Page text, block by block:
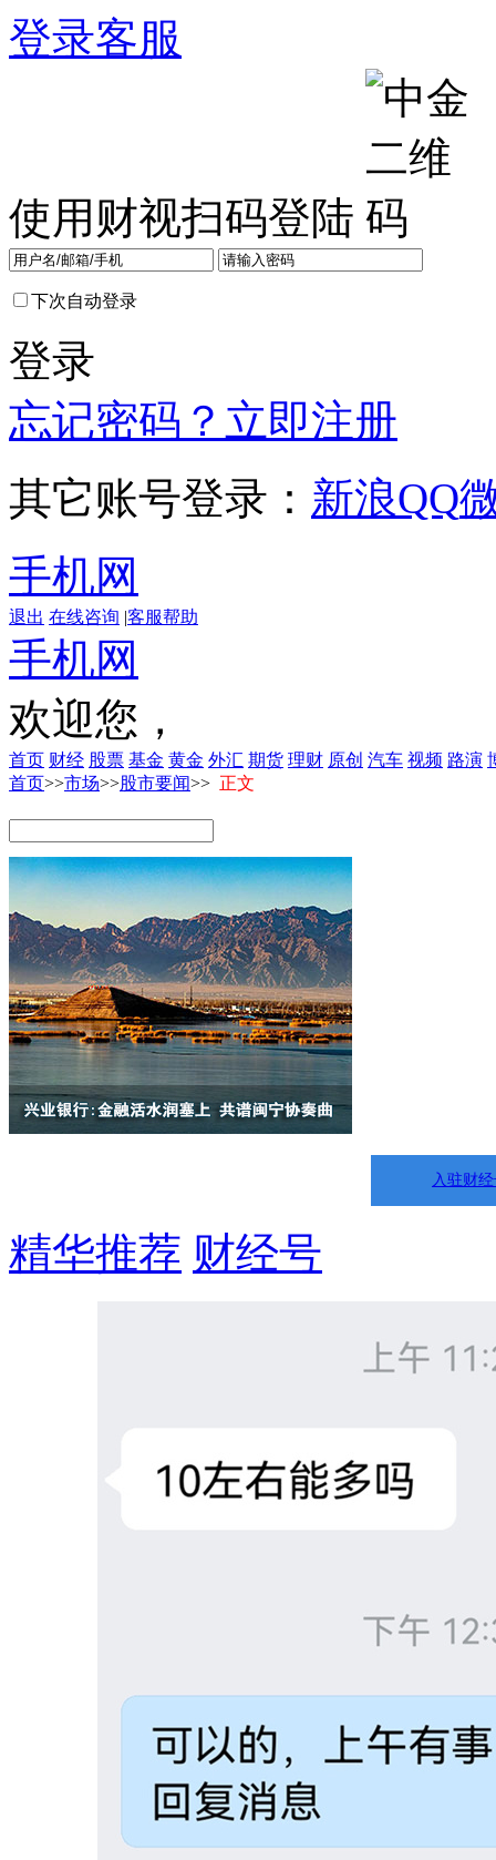
登录客服
使用财视扫码登陆
下次自动登录
登录
忘记密码？ 立即注册
其它账号登录： 新浪QQ
手机网
退出 在线咨询 |客服帮助
手机网
欢迎您，
首页 财经 股票 基金 黄金 外汇 期货 理财 原创 汽车 视频 路演
首页>>市场>>股市要闻>> 正文
入驻财
精华推荐 财经号